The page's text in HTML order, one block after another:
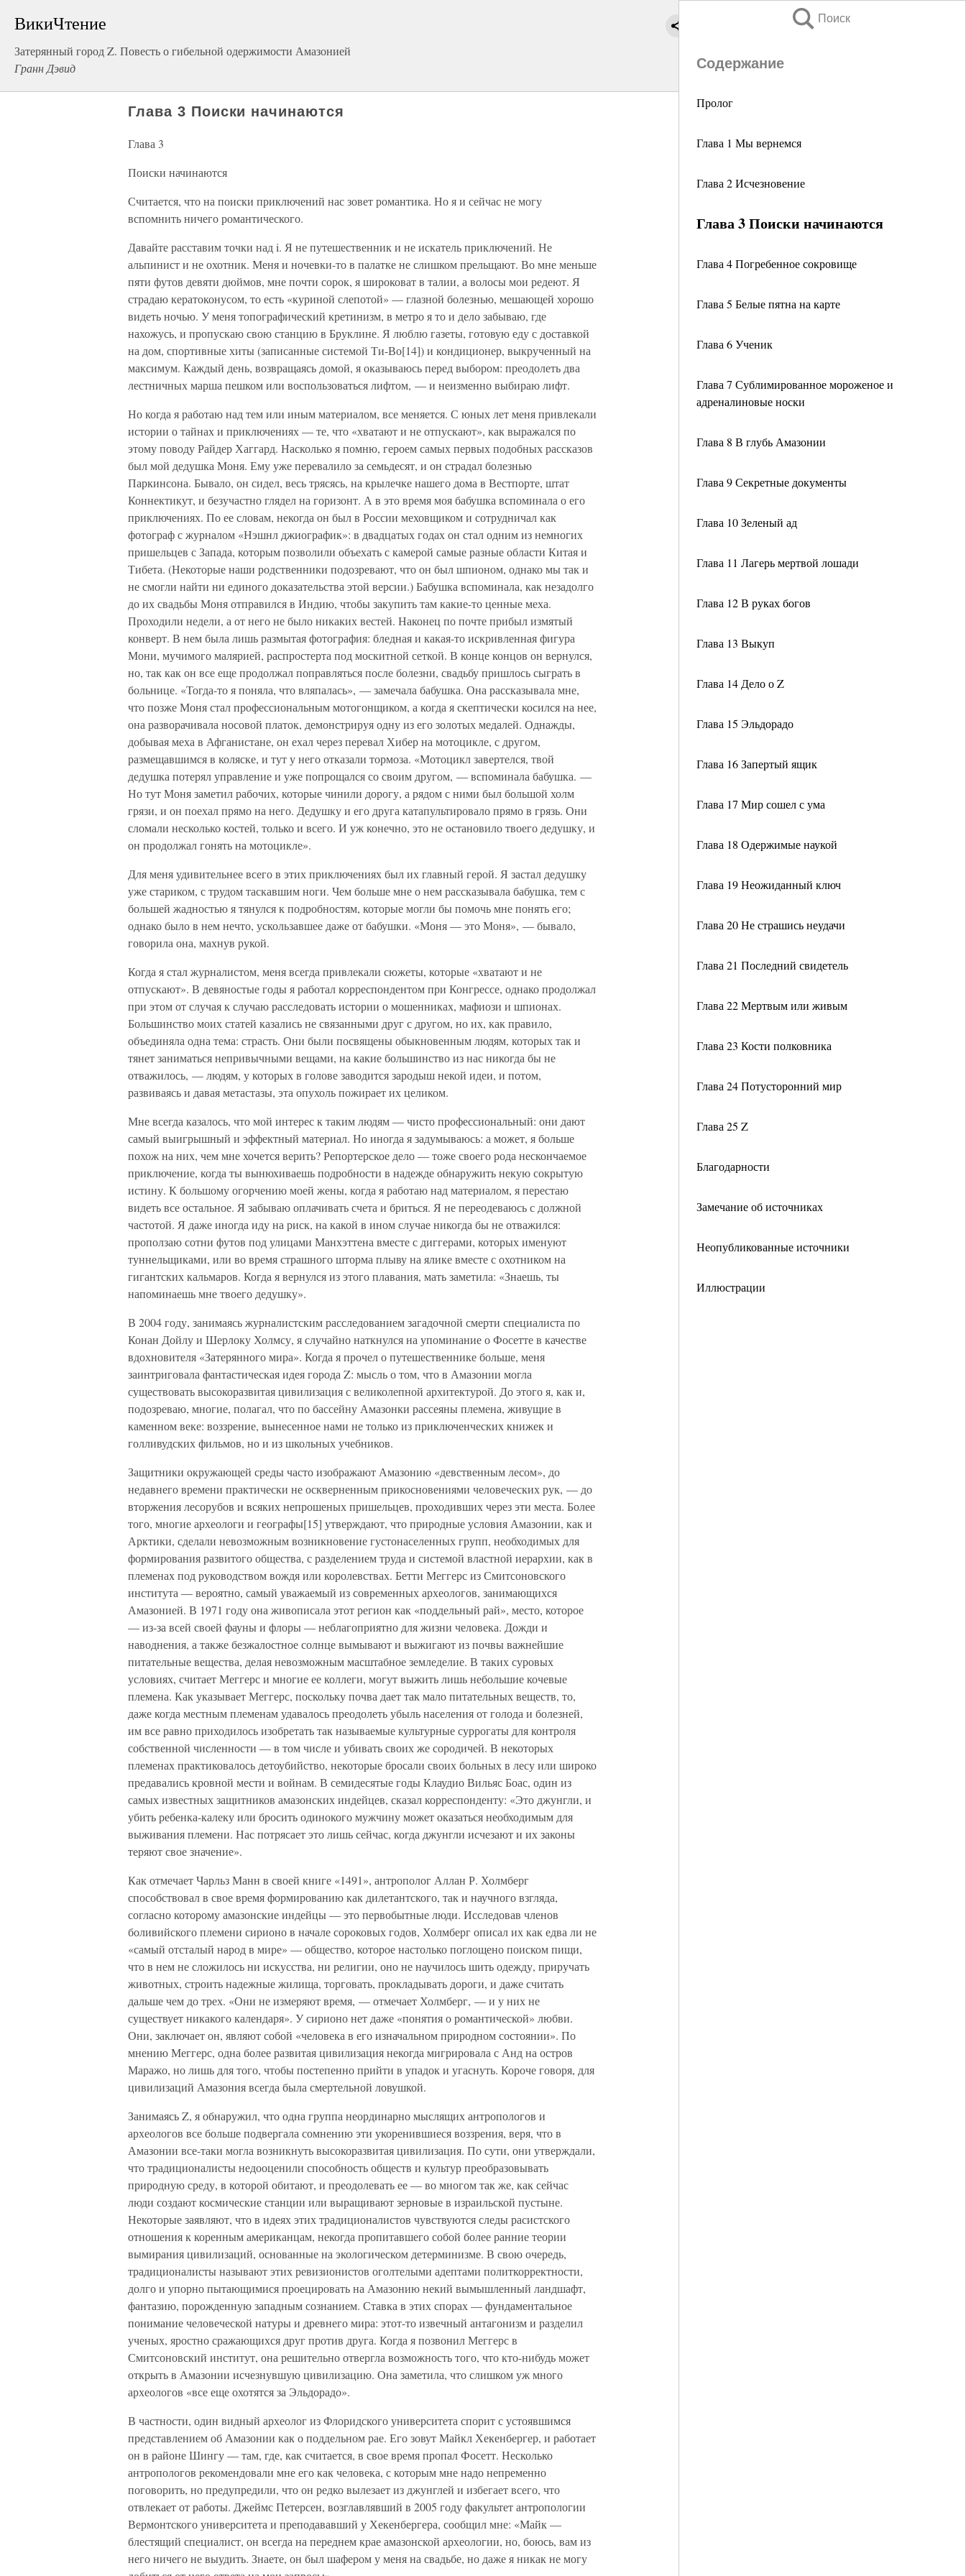
ВикиЧтение
Затерянный город Z. Повесть о гибельной одержимости Амазонией
Гранн Дэвид
Поиск
Содержание
Пролог
Глава 1 Мы вернемся
Глава 2 Исчезновение
Глава 3 Поиски начинаются
Глава 4 Погребенное сокровище
Глава 5 Белые пятна на карте
Глава 6 Ученик
Глава 7 Сублимированное мороженое и
адреналиновые носки
Глава 8 В глубь Амазонии
Глава 9 Секретные документы
Глава 10 Зеленый ад
Глава 11 Лагерь мертвой лошади
Глава 12 В руках богов
Глава 13 Выкуп
Глава 14 Дело о Z
Глава 15 Эльдорадо
Глава 16 Запертый ящик
Глава 17 Мир сошел с ума
Глава 18 Одержимые наукой
Глава 19 Неожиданный ключ
Глава 20 Не страшись неудачи
Глава 21 Последний свидетель
Глава 22 Мертвым или живым
Глава 23 Кости полковника
Глава 24 Потусторонний мир
Глава 25 Z
Благодарности
Замечание об источниках
Неопубликованные источники
Иллюстрации
Глава 3 Поиски начинаются
Глава 3
Поиски начинаются
Считается, что на поиски приключений нас зовет романтика. Но я и сейчас не могу
вспомнить ничего романтического.
Давайте расставим точки над i. Я не путешественник и не искатель приключений. Не
альпинист и не охотник. Меня и ночевки-то в палатке не слишком прельщают. Во мне меньше
пяти футов девяти дюймов, мне почти сорок, я широковат в талии, а волосы мои редеют. Я
страдаю кератоконусом, то есть «куриной слепотой» — глазной болезнью, мешающей хорошо
видеть ночью. У меня топографический кретинизм, в метро я то и дело забываю, где
нахожусь, и пропускаю свою станцию в Бруклине. Я люблю газеты, готовую еду с доставкой
на дом, спортивные хиты (записанные системой Ти-Во[14]) и кондиционер, выкрученный на
максимум. Каждый день, возвращаясь домой, я оказываюсь перед выбором: преодолеть два
лестничных марша пешком или воспользоваться лифтом, — и неизменно выбираю лифт.
Но когда я работаю над тем или иным материалом, все меняется. С юных лет меня привлекали
истории о тайнах и приключениях — те, что «хватают и не отпускают», как выражался по
этому поводу Райдер Хаггард. Насколько я помню, героем самых первых подобных рассказов
был мой дедушка Моня. Ему уже перевалило за семьдесят, и он страдал болезнью
Паркинсона. Бывало, он сидел, весь трясясь, на крылечке нашего дома в Вестпорте, штат
Коннектикут, и безучастно глядел на горизонт. А в это время моя бабушка вспоминала о его
приключениях. По ее словам, некогда он был в России меховщиком и сотрудничал как
фотограф с журналом «Нэшнл джиографик»: в двадцатых годах он стал одним из немногих
пришельцев с Запада, которым позволили объехать с камерой самые разные области Китая и
Тибета. (Некоторые наши родственники подозревают, что он был шпионом, однако мы так и
не смогли найти ни единого доказательства этой версии.) Бабушка вспоминала, как незадолго
до их свадьбы Моня отправился в Индию, чтобы закупить там какие-то ценные меха.
Проходили недели, а от него не было никаких вестей. Наконец по почте прибыл измятый
конверт. В нем была лишь размытая фотография: бледная и какая-то искривленная фигура
Мони, мучимого малярией, распростерта под москитной сеткой. В конце концов он вернулся,
но, так как он все еще продолжал поправляться после болезни, свадьбу пришлось сыграть в
больнице. «Тогда-то я поняла, что вляпалась», — замечала бабушка. Она рассказывала мне,
что позже Моня стал профессиональным мотогонщиком, а когда я скептически косился на нее,
она разворачивала носовой платок, демонстрируя одну из его золотых медалей. Однажды,
добывая меха в Афганистане, он ехал через перевал Хибер на мотоцикле, с другом,
размещавшимся в коляске, и тут у него отказали тормоза. «Мотоцикл завертелся, твой
дедушка потерял управление и уже попрощался со своим другом, — вспоминала бабушка. —
Но тут Моня заметил рабочих, которые чинили дорогу, а рядом с ними был большой холм
грязи, и он поехал прямо на него. Дедушку и его друга катапультировало прямо в грязь. Они
сломали несколько костей, только и всего. И уж конечно, это не остановило твоего дедушку, и
он продолжал гонять на мотоцикле».
Для меня удивительнее всего в этих приключениях был их главный герой. Я застал дедушку
уже стариком, с трудом таскавшим ноги. Чем больше мне о нем рассказывала бабушка, тем с
большей жадностью я тянулся к подробностям, которые могли бы помочь мне понять его;
однако было в нем нечто, ускользавшее даже от бабушки. «Моня — это Моня», — бывало,
говорила она, махнув рукой.
Когда я стал журналистом, меня всегда привлекали сюжеты, которые «хватают и не
отпускают». В девяностые годы я работал корреспондентом при Конгрессе, однако продолжал
при этом от случая к случаю расследовать истории о мошенниках, мафиози и шпионах.
Большинство моих статей казались не связанными друг с другом, но их, как правило,
объединяла одна тема: страсть. Они были посвящены обыкновенным людям, которых так и
тянет заниматься непривычными вещами, на какие большинство из нас никогда бы не
отважилось, — людям, у которых в голове заводится зародыш некой идеи, и потом,
развиваясь и давая метастазы, эта опухоль пожирает их целиком.
Мне всегда казалось, что мой интерес к таким людям — чисто профессиональный: они дают
самый выигрышный и эффектный материал. Но иногда я задумываюсь: а может, я больше
похож на них, чем мне хочется верить? Репортерское дело — тоже своего рода нескончаемое
приключение, когда ты вынюхиваешь подробности в надежде обнаружить некую сокрытую
истину. К большому огорчению моей жены, когда я работаю над материалом, я перестаю
видеть все остальное. Я забываю оплачивать счета и бриться. Я не переодеваюсь с должной
частотой. Я даже иногда иду на риск, на какой в ином случае никогда бы не отважился:
проползаю сотни футов под улицами Манхэттена вместе с диггерами, которых именуют
туннельщиками, или во время страшного шторма плыву на ялике вместе с охотником на
гигантских кальмаров. Когда я вернулся из этого плавания, мать заметила: «Знаешь, ты
напоминаешь мне твоего дедушку».
В 2004 году, занимаясь журналистским расследованием загадочной смерти специалиста по
Конан Дойлу и Шерлоку Холмсу, я случайно наткнулся на упоминание о Фосетте в качестве
вдохновителя «Затерянного мира». Когда я прочел о путешественнике больше, меня
заинтриговала фантастическая идея города Z: мысль о том, что в Амазонии могла
существовать высокоразвитая цивилизация с великолепной архитектурой. До этого я, как и,
подозреваю, многие, полагал, что по бассейну Амазонки рассеяны племена, живущие в
каменном веке: воззрение, вынесенное нами не только из приключенческих книжек и
голливудских фильмов, но и из школьных учебников.
Защитники окружающей среды часто изображают Амазонию «девственным лесом», до
недавнего времени практически не оскверненным прикосновениями человеческих рук, — до
вторжения лесорубов и всяких непрошеных пришельцев, проходивших через эти места. Более
того, многие археологи и географы[15] утверждают, что природные условия Амазонии, как и
Арктики, сделали невозможным возникновение густонаселенных групп, необходимых для
формирования развитого общества, с разделением труда и системой властной иерархии, как в
племенах под руководством вождя или королевствах. Бетти Меггерс из Смитсоновского
института — вероятно, самый уважаемый из современных археологов, занимающихся
Амазонией. В 1971 году она живописала этот регион как «поддельный рай», место, которое
— из-за всей своей фауны и флоры — неблагоприятно для жизни человека. Дожди и
наводнения, а также безжалостное солнце вымывают и выжигают из почвы важнейшие
питательные вещества, делая невозможным масштабное земледелие. В таких суровых
условиях, считает Меггерс и многие ее коллеги, могут выжить лишь небольшие кочевые
племена. Как указывает Меггерс, поскольку почва дает так мало питательных веществ, то,
даже когда местным племенам удавалось преодолеть убыль населения от голода и болезней,
им все равно приходилось изобретать так называемые культурные суррогаты для контроля
собственной численности — в том числе и убивать своих же сородичей. В некоторых
племенах практиковалось детоубийство, некоторые бросали своих больных в лесу или широко
предавались кровной мести и войнам. В семидесятые годы Клаудио Вильяс Боас, один из
самых известных защитников амазонских индейцев, сказал корреспонденту: «Это джунгли, и
убить ребенка-калеку или бросить одинокого мужчину может оказаться необходимым для
выживания племени. Нас потрясает это лишь сейчас, когда джунгли исчезают и их законы
теряют свое значение».
Как отмечает Чарльз Манн в своей книге «1491», антрополог Аллан Р. Холмберг
способствовал в свое время формированию как дилетантского, так и научного взгляда,
согласно которому амазонские индейцы — это первобытные люди. Исследовав членов
боливийского племени сирионо в начале сороковых годов, Холмберг описал их как едва ли не
«самый отсталый народ в мире» — общество, которое настолько поглощено поиском пищи,
что в нем не сложилось ни искусства, ни религии, оно не научилось шить одежду, приручать
животных, строить надежные жилища, торговать, прокладывать дороги, и даже считать
дальше чем до трех. «Они не измеряют время, — отмечает Холмберг, — и у них не
существует никакого календаря». У сирионо нет даже «понятия о романтической» любви.
Они, заключает он, являют собой «человека в его изначальном природном состоянии». По
мнению Меггерс, одна более развитая цивилизация некогда мигрировала с Анд на остров
Маражо, но лишь для того, чтобы постепенно прийти в упадок и угаснуть. Короче говоря, для
цивилизаций Амазония всегда была смертельной ловушкой.
Занимаясь Z, я обнаружил, что одна группа неординарно мыслящих антропологов и
археологов все больше подвергала сомнению эти укоренившиеся воззрения, веря, что в
Амазонии все-таки могла возникнуть высокоразвитая цивилизация. По сути, они утверждали,
что традиционалисты недооценили способность обществ и культур преобразовывать
природную среду, в которой обитают, и преодолевать ее — во многом так же, как сейчас
люди создают космические станции или выращивают зерновые в израильской пустыне.
Некоторые заявляют, что в идеях этих традиционалистов чувствуются следы расистского
отношения к коренным американцам, некогда пропитавшего собой более ранние теории
вымирания цивилизаций, основанные на экологическом детерминизме. В свою очередь,
традиционалисты называют этих ревизионистов оголтелыми адептами политкорректности,
долго и упорно пытающимися проецировать на Амазонию некий вымышленный ландшафт,
фантазию, порожденную западным сознанием. Ставка в этих спорах — фундаментальное
понимание человеческой натуры и древнего мира: этот-то извечный антагонизм и разделил
ученых, яростно сражающихся друг против друга. Когда я позвонил Меггерс в
Смитсоновский институт, она решительно отвергла возможность того, что кто-нибудь может
открыть в Амазонии исчезнувшую цивилизацию. Она заметила, что слишком уж много
археологов «все еще охотятся за Эльдорадо».
В частности, один видный археолог из Флоридского университета спорит с устоявшимся
представлением об Амазонии как о поддельном рае. Его зовут Майкл Хекенбергер, и работает
он в районе Шингу — там, где, как считается, в свое время пропал Фосетт. Несколько
антропологов рекомендовали мне его как человека, с которым мне надо непременно
поговорить, но предупредили, что он редко вылезает из джунглей и избегает всего, что
отвлекает от работы. Джеймс Петерсен, возглавлявший в 2005 году факультет антропологии
Вермонтского университета и преподававший у Хекенбергера, сообщил мне: «Майк —
блестящий специалист, он всегда на переднем крае амазонской археологии, но, боюсь, вам из
него ничего не выудить. Знаете, он был шафером у меня на свадьбе, но даже я никак не могу